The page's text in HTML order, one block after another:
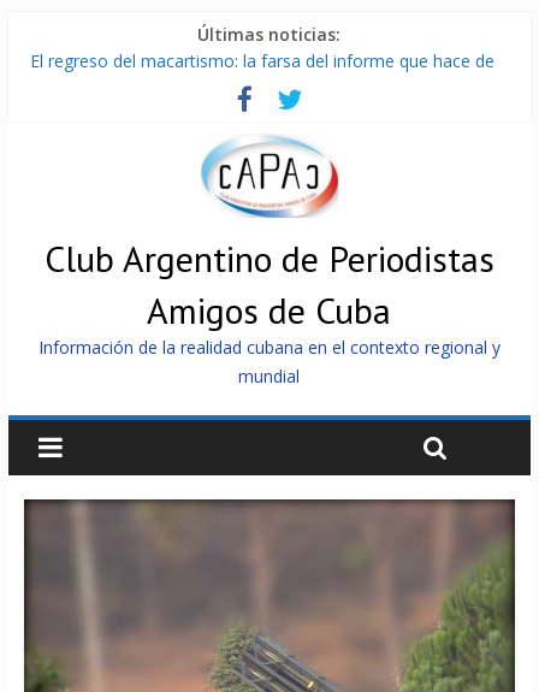
Últimas noticias:
El regreso del macartismo: la farsa del informe que hace de
Milei firmó memorándum con EE.UU sin informarlo
China presenta robots que pueden razonar, moverse y asistir
La Habana avanza en reconexión tras nuevo apagón
Más de 7 000 contenedores impedidos de llegar a Cuba
Club Argentino de Periodistas
Amigos de Cuba
Información de la realidad cubana en el contexto regional y
mundial